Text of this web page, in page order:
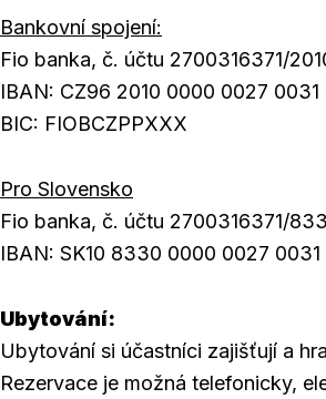
Bankovní spojení:
Fio banka, č. účtu 2700316371/
IBAN: CZ96 2010 0000 0027 0031
BIC: FIOBCZPPXXX
Pro Slovensko
Fio banka, č. účtu 2700316371/
IBAN: SK10 8330 0000 0027 0031
Ubytování:
Ubytování si účastníci zajišťují a
Rezervace je možná telefonicky,